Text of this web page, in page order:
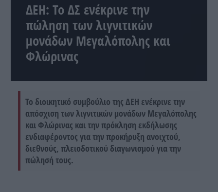
ΔΕΗ: Το ΔΣ ενέκρινε την
πώληση των λιγνιτικών
μονάδων Μεγαλόπολης και
Φλώρινας
Το διοικητικό συμβούλιο της ΔΕΗ ενέκρινε την
απόσχιση των λιγνιτικών μονάδων Μεγαλόπολης
και Φλώρινας και την πρόκληση εκδήλωσης
ενδιαφέροντος για την προκήρυξη ανοιχτού,
διεθνούς, πλειοδοτικού διαγωνισμού για την
πώλησή τους.